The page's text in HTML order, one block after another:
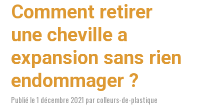
Comment retirer
une cheville a
expansion sans rien
endommager ?
Publié le1 décembre 2021 parcolleurs-de-plastique